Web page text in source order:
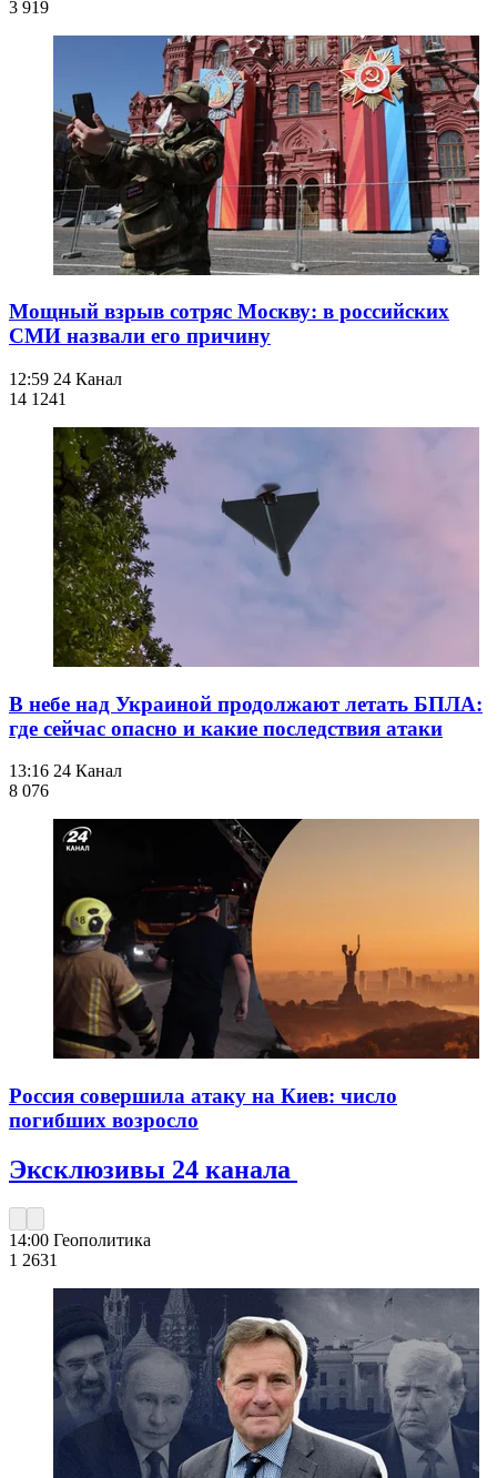
3 919
Мощный взрыв сотряс Москву: в российских
СМИ назвали его причину
12:59 24 Канал
14 1241
В небе над Украиной продолжают летать БПЛА:
где сейчас опасно и какие последствия атаки
13:16 24 Канал
8 076
Россия совершила атаку на Киев: число
погибших возросло
Эксклюзивы 24 канала
14:00 Геополитика
1 2631